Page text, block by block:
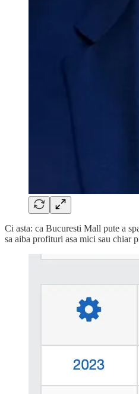
Ci asta: ca Bucuresti Mall pute a
sa aiba profituri asa mici sau chiar